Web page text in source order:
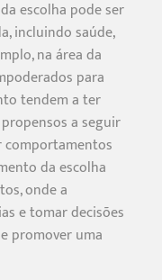
escolha pode ser
incluindo saúde,
na área da
para
tendem a ter
a seguir
comportamentos
da escolha
onde a
e tomar decisões
promover uma